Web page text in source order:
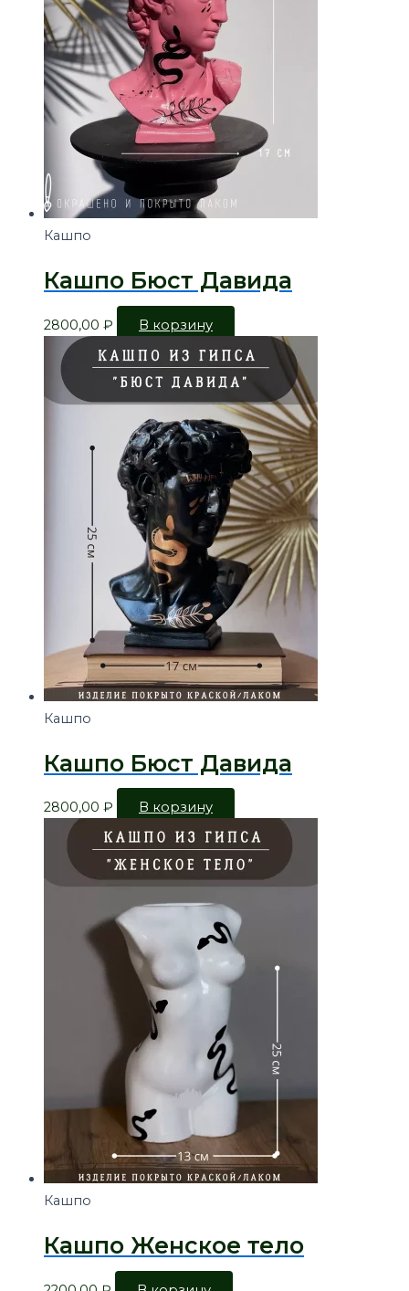
Кашпо
Кашпо Бюст Давида
2800,00 ₽ В корзину
Кашпо
Кашпо Бюст Давида
2800,00 ₽ В корзину
Кашпо
Кашпо Женское тело